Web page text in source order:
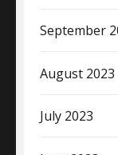
September
August 2023
July 2023